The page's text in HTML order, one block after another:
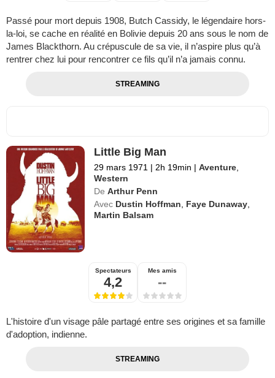
Passé pour mort depuis 1908, Butch Cassidy, le légendaire hors-
la-loi, se cache en réalité en Bolivie depuis 20 ans sous le nom de
James Blackthorn. Au crépuscule de sa vie, il n’aspire plus qu’à
rentrer chez lui pour rencontrer ce fils qu’il n’a jamais connu.
STREAMING
Little Big Man
29 mars 1971 | 2h 19min | Aventure
Western
De Arthur Penn
Avec Dustin Hoffman Faye Dunaway
Martin Balsam
Spectateurs
4,2
Mes amis
--
L'histoire d'un visage pâle partagé entre ses origines et sa famille
d'adoption, indienne.
STREAMING